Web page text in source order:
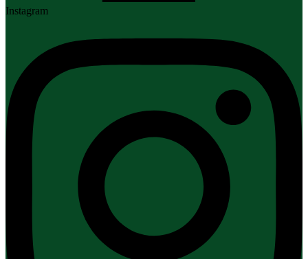
Instagram